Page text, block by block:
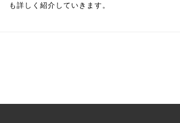
も詳しく紹介していきます。